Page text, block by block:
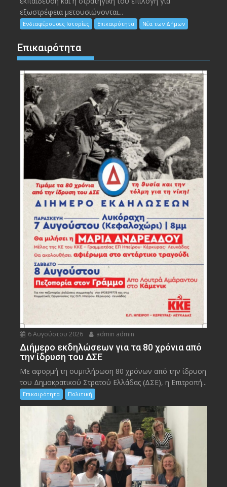
εξωστρέφεια μετουσιώνονται...
Ενδιαφέρουσες Ιστορίες Επικαιρότητα Νέα των Δήμων
Επικαιρότητα
6 Αυγούστου 2026 admin admin
Διήμερο εκδηλώσεων για τα 80 χρόνια από
την ίδρυση του ΔΣΕ
Με αφορμή τη συμπλήρωση 80 χρόνων από την ίδρυση
του Δημοκρατικού Στρατού Ελλάδας (ΔΣΕ), η Επιτροπή...
Επικαιρότητα Πολιτική